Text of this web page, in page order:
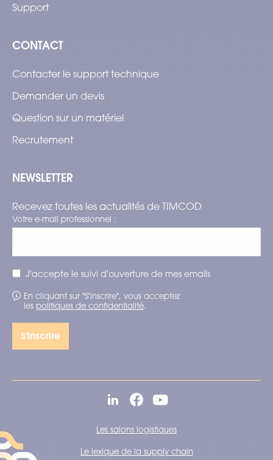
Support
CONTACT
Contacter le support technique
Demander un devis
Question sur un matériel
Recrutement
NEWSLETTER
Recevez toutes les actualités de TIMCOD
Votre e-mail professionnel :
J'accepte le suivi d'ouverture de mes emails
En cliquant sur "S'inscrire", vous acceptez
les politiques de confidentialité.
Les salons logistiques
Le lexique de la supply chain